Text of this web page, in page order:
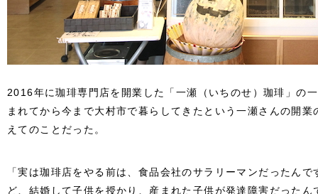
2016年に珈琲専門店を開業した「一瀬（いちのせ）珈琲」の
まれてから今まで大村市で暮らしてきたという一瀬さんの開
えてのことだった。
「実は珈琲店をやる前は、食品会社のサラリーマンだったん
ど、結婚して子供を授かり、産まれた子供が発達障害だった